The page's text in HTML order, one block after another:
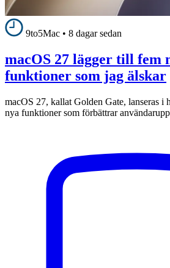
9to5Mac • 8 dagar sedan
macOS 27 lägger till fem
funktioner som jag älskar
macOS 27, kallat Golden Gate, lanseras i
nya funktioner som förbättrar